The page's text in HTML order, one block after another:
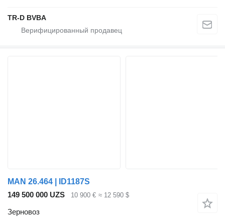
TR-D BVBA
MAN 26.464 | ID1187S
149 500 000 UZS
10 900 € ≈ 12 590 $
Зерновоз